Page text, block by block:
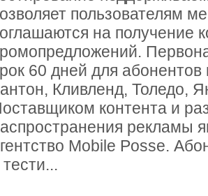
пользователям
на получение
60 дней для
Кливленд, Толедо,
контента и
рекламы
Mobile Posse.
тести...